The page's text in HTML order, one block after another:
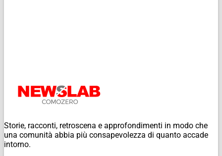
Storie, racconti, retroscena e approfondimenti in modo che
una comunità abbia più consapevolezza di quanto accade
intorno.